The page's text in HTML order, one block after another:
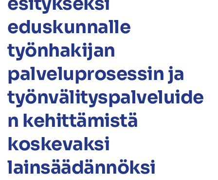
eduskunnalle
työnhakijan
palveluprosessin ja
työnvälityspalveluide
n kehittämistä
koskevaksi
lainsäädännöksi